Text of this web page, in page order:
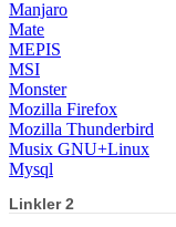
Manjaro
Mate
MEPIS
MSI
Monster
Mozilla Firefox
Mozilla Thunderbird
Musix GNU+Linux
Mysql
Linkler 2